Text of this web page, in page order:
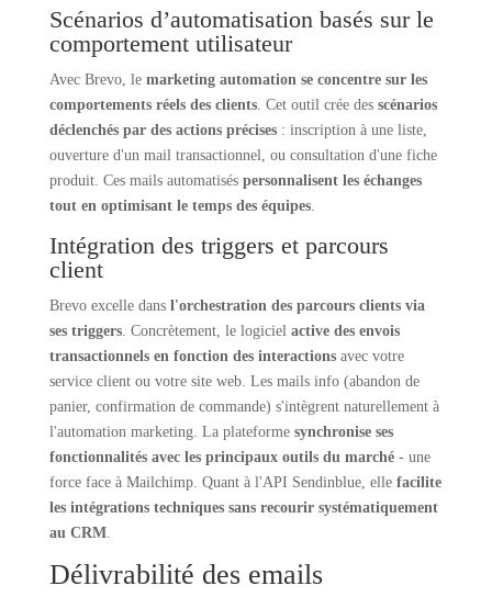
Scénarios d’automatisation basés sur le
comportement utilisateur
Avec Brevo, le marketing automation se concentre sur les
comportements réels des clients. Cet outil crée des scénarios
déclenchés par des actions précises: inscription à une liste,
ouverture d'un mail transactionnel, ou consultation d'une fiche
produit. Ces mails automatisés personnalisent les échanges
tout en optimisant le temps des équipes.
Intégration des triggers et parcours
client
Brevo excelle dans l'orchestration des parcours clients via
ses triggers. Concrètement, le logiciel active des envois
transactionnels en fonction des interactionsavec votre
service client ou votre site web. Les mails info (abandon de
panier, confirmation de commande) s'intègrent naturellement à
l'automation marketing. La plateforme synchronise ses
fonctionnalités avec les principaux outils du marché- une
force face à Mailchimp. Quant à l'API Sendinblue, elle facilite
les intégrations techniques sans recourir systématiquement
au CRM.
Délivrabilité des emails